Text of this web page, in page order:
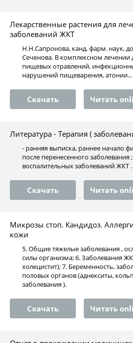
Лекарственные растения для
заболеваний ЖКТ
Н.Н.Сапронова, канд. фарм. наук,
Сеченова. В комплексном лечении
пищевых отравлений,
нарушений пищеварения, атонии...
Скачать Читать
Литература - Терапия (
- ранняя выписка, раннее начало
после перенесенного заболевания
воспалительных заболеваний ЖКТ .
Скачать Читать
Микрозы стоп. Кандидоз.
кожи
5. Общие тяжелые заболевания ,
силы организма; 6. Заболевания
холецистит); 7. Беременность,
половых органов (аднекситы,
заболевания ).
Скачать Читать